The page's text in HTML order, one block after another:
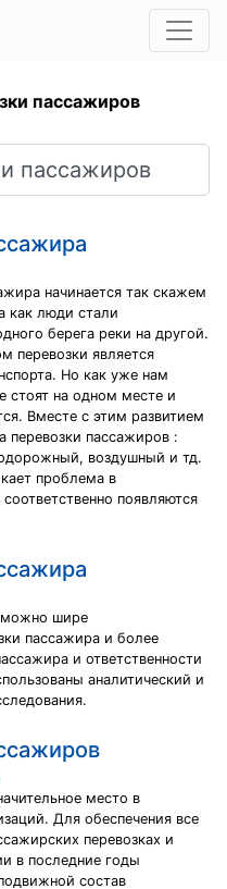
пассажиров
начинается так скажем
как люди стали
берега реки на другой.
перевозки является
Но как уже нам
стоят на одном месте и
Вместе с этим развитием
перевозки пассажиров :
воздушный и тд.
проблема в
появляются
можно шире
пассажира и более
и ответственности
аналитический и
место в
Для обеспечения все
перевозках и
в последние годы
состав